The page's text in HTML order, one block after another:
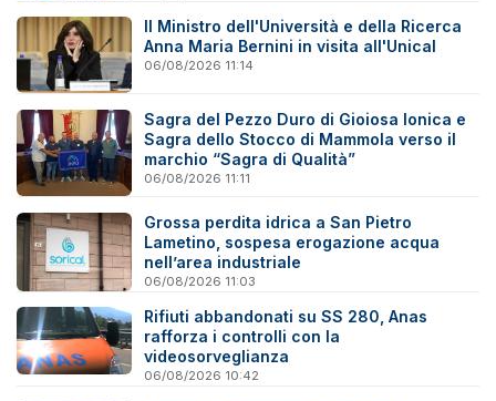
Il Ministro dell'Università e della Ricerca
Anna Maria Bernini in visita all'Unical
06/08/2026 11:14
Sagra del Pezzo Duro di Gioiosa Ionica e
Sagra dello Stocco di Mammola verso il
marchio “Sagra di Qualità”
06/08/2026 11:11
Grossa perdita idrica a San Pietro
Lametino, sospesa erogazione acqua
nell’area industriale
06/08/2026 11:03
Rifiuti abbandonati su SS 280, Anas
rafforza i controlli con la
videosorveglianza
06/08/2026 10:42